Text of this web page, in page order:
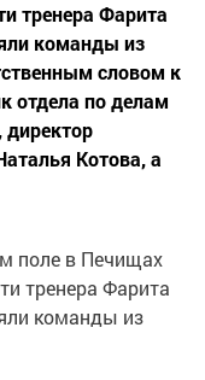
тренера Фарита
команды из
словом к
отдела по делам
Котова, а
поле в Печищах
тренера Фарита
команды из